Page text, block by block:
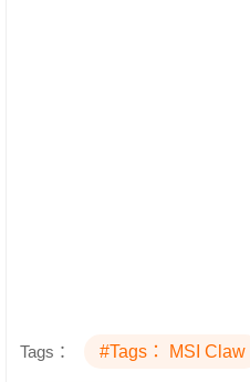
Tags： #Tags： MSI Claw